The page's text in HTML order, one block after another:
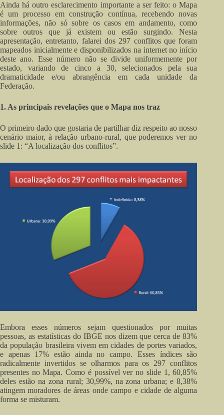
Ainda há outro esclarecimento importante a ser feito: o Mapa
é um processo em construção contínua, recebendo novas
informações, não só sobre os casos em andamento, como
sobre outros que já existem ou estão surgindo. Nesta
apresentação, entretanto, falarei dos 297 conflitos que foram
mapeados inicialmente e disponibilizados na internet no início
deste ano. Esse número não se divide uniformemente por
estado, variando de cinco a 30, selecionados pela sua
dramaticidade e/ou abrangência em cada unidade da
Federação.
1. As principais revelações que o Mapa nos traz
O primeiro dado que gostaria de partilhar diz respeito ao nosso
cenário maior, à relação urbano-rural, que poderemos ver no
slide 1: “A localização dos conflitos”.
Embora esses números sejam questionados por muitas
pessoas, as estatísticas do IBGE nos dizem que cerca de 83%
da população brasileira vivem em cidades de portes variados,
e apenas 17% estão ainda no campo. Esses índices são
radicalmente invertidos se olharmos para os 297 conflitos
presentes no Mapa. Como é possível ver no slide 1, 60,85%
deles estão na zona rural; 30,99%, na zona urbana; e 8,38%
atingem moradores de áreas onde campo e cidade de alguma
forma se misturam.